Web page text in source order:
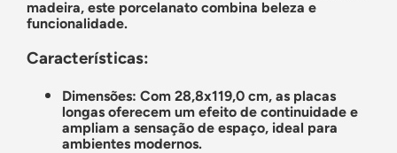
madeira, este porcelanato combina beleza e
funcionalidade.
Características:
Dimensões: Com 28,8x119,0 cm, as placas
longas oferecem um efeito de continuidade e
ampliam a sensação de espaço, ideal para
ambientes modernos.